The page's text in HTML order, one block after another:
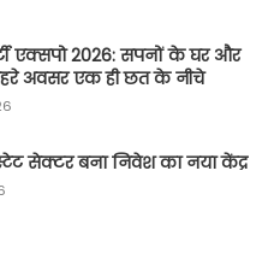
एक्सपो 2026: सपनों के घर और
अवसर एक ही छत के नीचे
सेक्टर बना निवेश का नया केंद्र